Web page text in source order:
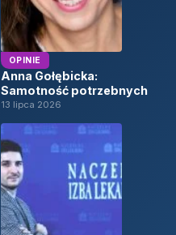
OPINIE
Anna Gołębicka:
Samotność potrzebnych
13 lipca 2026